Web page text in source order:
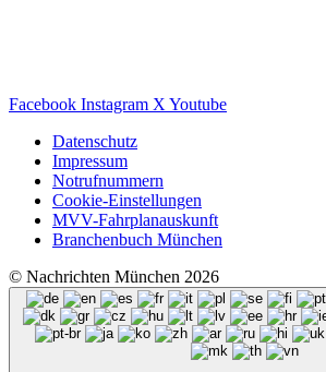
Facebook Instagram X Youtube
Datenschutz
Impressum
Notrufnummern
Cookie-Einstellungen
MVV-Fahrplanauskunft
Branchenbuch München
© Nachrichten München 2026